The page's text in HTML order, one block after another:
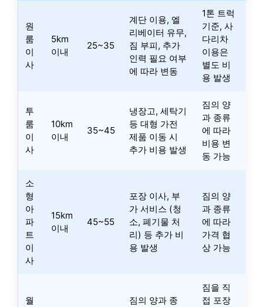
원
룸
이
사
5km
이내
25~35
계단 이용, 엘
리베이터 유무,
짐 부피, 추가
인력 필요 여부
에 따라 변동
1톤 트럭
기준, 사
다리차
이용은
별도 비
용 발생
투
룸
이
사
10km
이내
35~45
냉장고, 세탁기
등 대형 가전
제품 이동 시
추가 비용 발생
짐의 양
과 종류
에 따라
비용 변
동 가능
소
형
아
파
트
이
사
15km
이내
45~55
포장 이사, 부
가 서비스 (청
소, 폐기물 처
리) 등 추가 비
용 발생
짐의 양
과 종류
에 따라
가격 협
상 가능
월
짐의 양과 종
짐을 직
접 포장